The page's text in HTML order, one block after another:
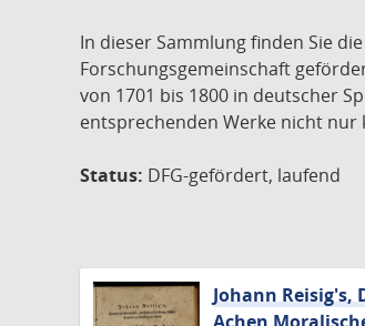
In dieser Sammlung finden Sie
Forschungsgemeinschaft
von 1701 bis 1800 in deutscher
entsprechenden Werke nicht
Status: DFG-gefördert, laufend
Johann Reisig's,